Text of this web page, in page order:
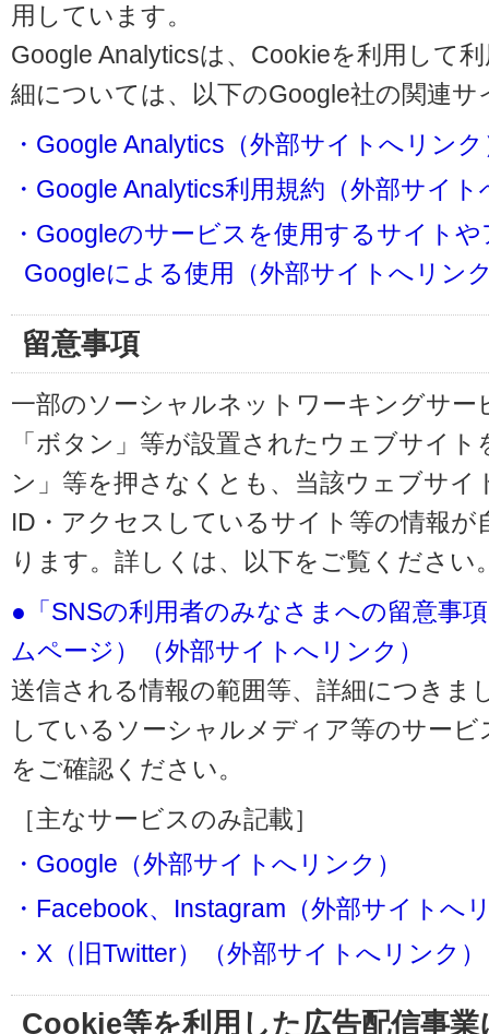
用しています。
Google Analyticsは、Cookieを利用して
細については、以下のGoogle社の関連
・Google Analytics（外部サイトへリンク
・Google Analytics利用規約（外部サイ
・Googleのサービスを使用するサイト
Googleによる使用（外部サイトへリン
留意事項
一部のソーシャルネットワーキングサー
「ボタン」等が設置されたウェブサイ
ン」等を押さなくとも、当該ウェブサイ
ID・アクセスしているサイト等の情報
ります。詳しくは、以下をご覧ください
●「SNSの利用者のみなさまへの留意事
ムページ）（外部サイトへリンク）
送信される情報の範囲等、詳細につきま
しているソーシャルメディア等のサー
をご確認ください。
［主なサービスのみ記載］
・Google（外部サイトへリンク）
・Facebook、Instagram（外部サイトへ
・X（旧Twitter）（外部サイトへリンク）
Cookie等を利用した広告配信事